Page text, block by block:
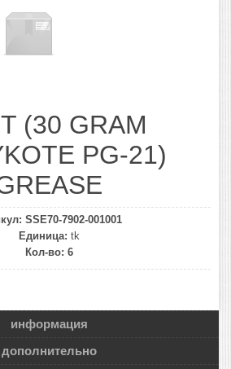
(30 GRAM
PG-21)
SSE70-7902-001001
Единица: tk
Кол-во: 6
информация
дополнительно